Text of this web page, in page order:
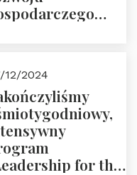
12/2024
for the